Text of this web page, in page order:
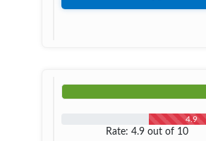
4.9
Rate: 4.9 out of 10